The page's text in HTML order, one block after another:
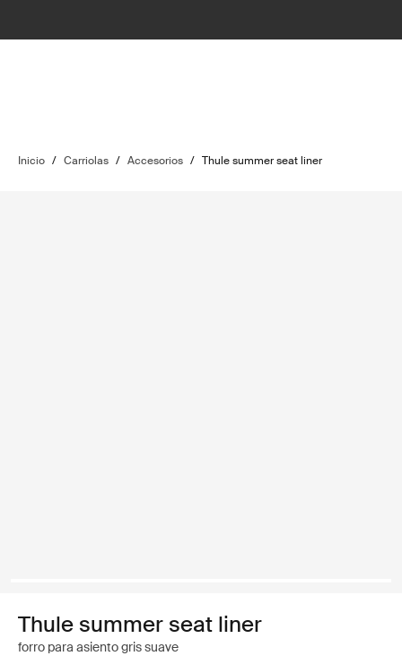
Inicio / Carriolas / Accesorios / Thule summer seat liner
Thule summer seat liner
forro para asiento gris suave